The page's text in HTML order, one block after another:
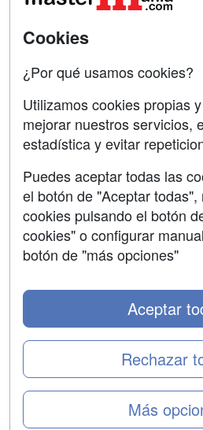
Contactar
Copyleft
Grupo formazion:
Copyright 2000-2026
Fermín Caballero, 62 - 28034
Cookies
¿Por qué usamos cookies?
Utilizamos cookies propias
mejorar nuestros servicios,
estadística y evitar
Puedes aceptar todas las
el botón de "Aceptar
cookies pulsando el botón
cookies" o configurar
botón de "más opciones"
Más
Rechazar
Aceptar